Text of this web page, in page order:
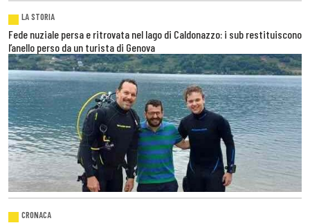
LA STORIA
Fede nuziale persa e ritrovata nel lago di Caldonazzo: i sub restituiscono
l’anello perso da un turista di Genova
CRONACA